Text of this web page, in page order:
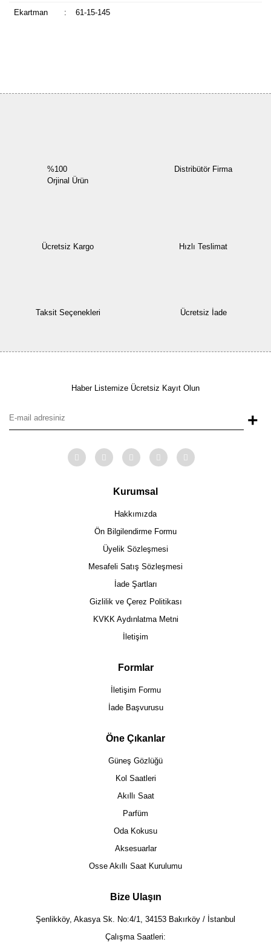
Ekartman : 61-15-145
%100
Orjinal Ürün
Distribütör Firma
Ücretsiz Kargo Hızlı Teslimat
Taksit Seçenekleri Ücretsiz İade
Haber Listemize Ücretsiz Kayıt Olun
+
Kurumsal
Hakkımızda
Ön Bilgilendirme Formu
Üyelik Sözleşmesi
Mesafeli Satış Sözleşmesi
İade Şartları
Gizlilik ve Çerez Politikası
KVKK Aydınlatma Metni
İletişim
Formlar
İletişim Formu
İade Başvurusu
Öne Çıkanlar
Güneş Gözlüğü
Kol Saatleri
Akıllı Saat
Parfüm
Oda Kokusu
Aksesuarlar
Osse Akıllı Saat Kurulumu
Bize Ulaşın
Şenlikköy, Akasya Sk. No:4/1, 34153 Bakırköy / İstanbul
Çalışma Saatleri: